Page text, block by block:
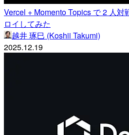
Vercel + Momento Topics で 2 人
ロイしてみた
越井 琢巳 (Koshii Takumi)
2025.12.19